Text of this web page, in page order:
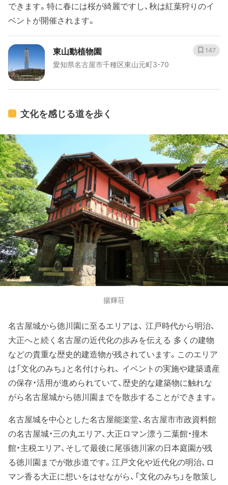
できます。特に春には桜が綺麗ですし、秋は紅葉狩りのイ
ベントが開催されます。
東山動植物園
愛知県名古屋市千種区東山元町3-70
147
文化を感じる道を歩く
揚輝荘
名古屋城から徳川園に至るエリアは、 江戸時代から明治、
大正へと続く名古屋の近代化の歩みを伝える 多くの建物
などの貴重な歴史的建造物が残されています。このエリア
は「文化のみち」と名付けられ、 イベントの実施や建築遺産
の保存・活用が進められていて、歴史的な建築物に触れな
がら名古屋城から徳川園までを散歩することができます。
名古屋城を中心とした名古屋能楽堂、名古屋市市政資料館
の名古屋城・三の丸エリア、大正ロマン漂う二葉館・撞木
館・主税エリア、そして最後に尾張徳川家の日本庭園が残
る徳川園までが散歩道です。江戸文化や近代化の明治、ロ
マン香る大正に想いをはせながら、「文化のみち」を散策し